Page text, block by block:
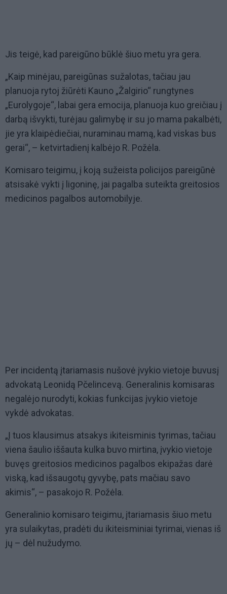
Jis teigė, kad pareigūno būklė šiuo metu yra gera.
„Kaip minėjau, pareigūnas sužalotas, tačiau jau
planuoja rytoj žiūrėti Kauno „Žalgirio“ rungtynes
„Eurolygoje“, labai gera emocija, planuoja kuo greičiau į
darbą išvykti, turėjau galimybę ir su jo mama pakalbėti,
jie yra klaipėdiečiai, nuraminau mamą, kad viskas bus
gerai“, – ketvirtadienį kalbėjo R. Požėla.
Komisaro teigimu, į koją sužeista policijos pareigūnė
atsisakė vykti į ligoninę, jai pagalba suteikta greitosios
medicinos pagalbos automobilyje.
Per incidentą įtariamasis nušovė įvykio vietoje buvusį
advokatą Leonidą Pčelincevą. Generalinis komisaras
negalėjo nurodyti, kokias funkcijas įvykio vietoje
vykdė advokatas.
„Į tuos klausimus atsakys ikiteisminis tyrimas, tačiau
viena šaulio iššauta kulka buvo mirtina, įvykio vietoje
buvęs greitosios medicinos pagalbos ekipažas darė
viską, kad išsaugotų gyvybę, pats mačiau savo
akimis“, – pasakojo R. Požėla.
Generalinio komisaro teigimu, įtariamasis šiuo metu
yra sulaikytas, pradėti du ikiteisminiai tyrimai, vienas iš
jų – dėl nužudymo.